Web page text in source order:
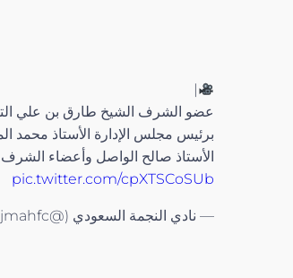
|
عضو الشرف الشيخ طارق بن علي
برئيس مجلس الإدارة الأستاذ محمد
الأستاذ صالح الواصل وأعضاء الشرف
pic.twitter.com/cpXTSCoSUb
— نادي النجمة السعودي (@alnajmahfc)